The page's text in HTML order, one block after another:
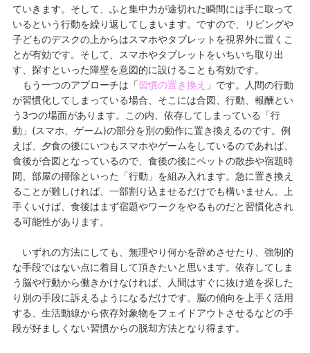
ていきます。そして、ふと集中力が途切れた瞬間には手に取って
いるという行動を繰り返してしまいます。ですので、リビングや
子どものデスクの上からはスマホやタブレットを視界外に置くこ
とが有効です。そして、スマホやタブレットをいちいち取り出
す、探すといった障壁を意図的に設けることも有効です。
もう一つのアプローチは「習慣の置き換え 」です。人間の行動
が習慣化してしまっている場合、そこには合図、行動、報酬とい
う3つの場面があります。この内、依存してしまっている「行
動」(スマホ、ゲーム)の部分を別の動作に置き換えるのです。例
えば、夕食の後にいつもスマホやゲームをしているのであれば、
食後が合図となっているので、食後の後にペットの散歩や宿題時
間、部屋の掃除といった「行動」を組み入れます。急に置き換え
ることが難しければ、一部割り込ませるだけでも構いません。上
手くいけば、食後はまず宿題やワークをやるものだと習慣化され
る可能性があります。
いずれの方法にしても、無理やり何かを辞めさせたり、強制的
な手段ではない点に着目して頂きたいと思います。依存してしま
う脳や行動から働きかけなければ、人間はすぐに抜け道を探した
り別の手段に訴えるようになるだけです。脳の傾向を上手く活用
する、生活動線から依存対象物をフェイドアウトさせるなどの手
段が好ましくない習慣からの脱却方法となり得ます。